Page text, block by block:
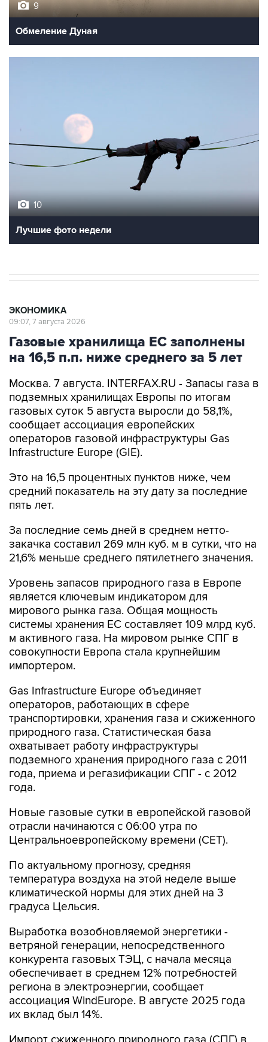
9
Обмеление Дуная
10
Лучшие фото недели
ЭКОНОМИКА
09:07, 7 августа 2026
Газовые хранилища ЕС заполнены
на 16,5 п.п. ниже среднего за 5 лет
Москва. 7 августа. INTERFAX.RU - Запасы газа в
подземных хранилищах Европы по итогам
газовых суток 5 августа выросли до 58,1%,
сообщает ассоциация европейских
операторов газовой инфраструктуры Gas
Infrastructure Europe (GIE).
Это на 16,5 процентных пунктов ниже, чем
средний показатель на эту дату за последние
пять лет.
За последние семь дней в среднем нетто-
закачка составил 269 млн куб. м в сутки, что на
21,6% меньше среднего пятилетнего значения.
Уровень запасов природного газа в Европе
является ключевым индикатором для
мирового рынка газа. Общая мощность
системы хранения ЕС составляет 109 млрд куб.
м активного газа. На мировом рынке СПГ в
совокупности Европа стала крупнейшим
импортером.
Gas Infrastructure Europe объединяет
операторов, работающих в сфере
транспортировки, хранения газа и сжиженного
природного газа. Статистическая база
охватывает работу инфраструктуры
подземного хранения природного газа с 2011
года, приема и регазификации СПГ - с 2012
года.
Новые газовые сутки в европейской газовой
отрасли начинаются c 06:00 утра по
Центральноевропейскому времени (CET).
По актуальному прогнозу, средняя
температура воздуха на этой неделе выше
климатической нормы для этих дней на 3
градуса Цельсия.
Выработка возобновляемой энергетики -
ветряной генерации, непосредственного
конкурента газовых ТЭЦ, с начала месяца
обеспечивает в среднем 12% потребностей
региона в электроэнергии, сообщает
ассоциация WindEurope. В августе 2025 года
их вклад был 14%.